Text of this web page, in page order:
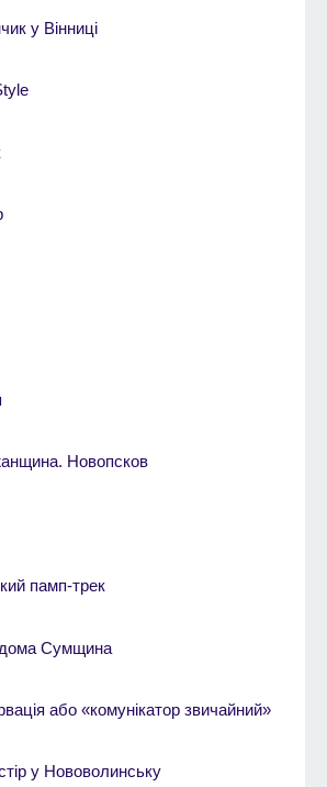
у Вінниці
Новопсков
памп-трек
Сумщина
або «комунікатор звичайний»
у Нововолинську